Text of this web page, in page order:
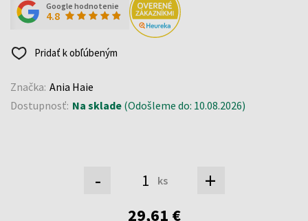
Google hodnotenie
4.8
Pridať k obľúbeným
Značka: Ania Haie
Dostupnosť: Na sklade (Odošleme do: 10.08.2026)
- ks +
29,61 €